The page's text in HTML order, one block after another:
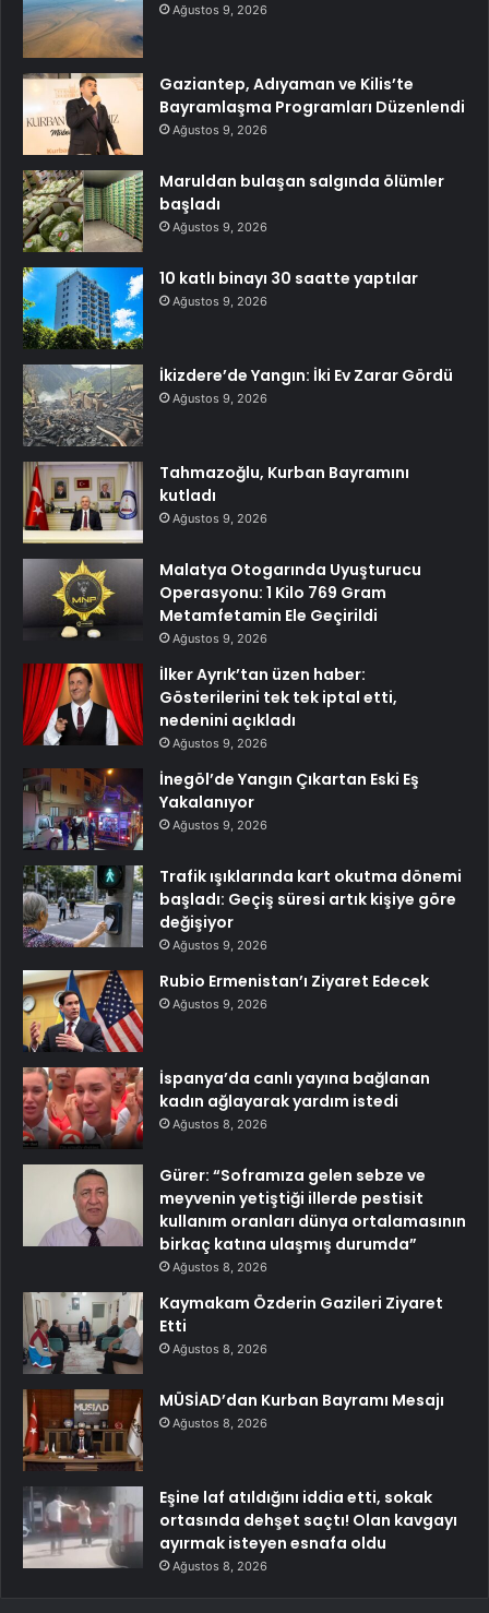
Ağustos 9, 2026
Gaziantep, Adıyaman ve Kilis’te
Bayramlaşma Programları Düzenlendi
Ağustos 9, 2026
Maruldan bulaşan salgında ölümler
başladı
Ağustos 9, 2026
10 katlı binayı 30 saatte yaptılar
Ağustos 9, 2026
İkizdere’de Yangın: İki Ev Zarar Gördü
Ağustos 9, 2026
Tahmazoğlu, Kurban Bayramını
kutladı
Ağustos 9, 2026
Malatya Otogarında Uyuşturucu
Operasyonu: 1 Kilo 769 Gram
Metamfetamin Ele Geçirildi
Ağustos 9, 2026
İlker Ayrık’tan üzen haber:
Gösterilerini tek tek iptal etti,
nedenini açıkladı
Ağustos 9, 2026
İnegöl’de Yangın Çıkartan Eski Eş
Yakalanıyor
Ağustos 9, 2026
Trafik ışıklarında kart okutma dönemi
başladı: Geçiş süresi artık kişiye göre
değişiyor
Ağustos 9, 2026
Rubio Ermenistan’ı Ziyaret Edecek
Ağustos 9, 2026
İspanya’da canlı yayına bağlanan
kadın ağlayarak yardım istedi
Ağustos 8, 2026
Gürer: “Soframıza gelen sebze ve
meyvenin yetiştiği illerde pestisit
kullanım oranları dünya ortalamasının
birkaç katına ulaşmış durumda”
Ağustos 8, 2026
Kaymakam Özderin Gazileri Ziyaret
Etti
Ağustos 8, 2026
MÜSİAD’dan Kurban Bayramı Mesajı
Ağustos 8, 2026
Eşine laf atıldığını iddia etti, sokak
ortasında dehşet saçtı! Olan kavgayı
ayırmak isteyen esnafa oldu
Ağustos 8, 2026